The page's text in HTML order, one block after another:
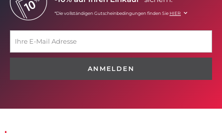
*Die vollständigen Gutscheinbedingungen finden Sie HIER
ANMELDEN